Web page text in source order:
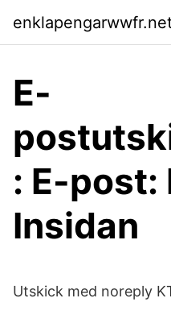
E-
: E-post:
Insidan
Utskick med noreply